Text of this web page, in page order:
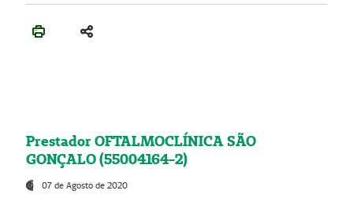
Prestador OFTALMOCLÍNICA SÃO
GONÇALO (55004164-2)
07 de Agosto de 2020